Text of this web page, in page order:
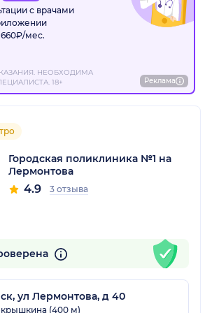
с врачами
мес.
НЕОБХОДИМА
18+
Реклама
Городская поликлиника №1 на
Лермонтова
4.9 3 отзыва
ул Лермонтова, д 40
(400 м)